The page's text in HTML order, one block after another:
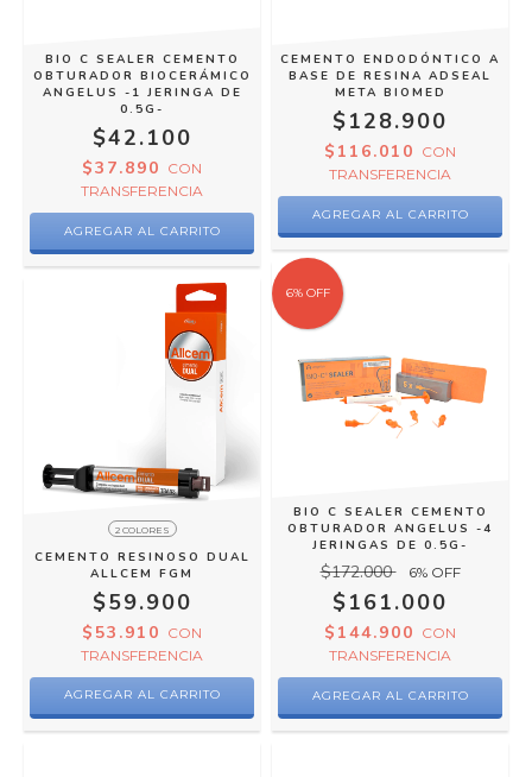
BIO C SEALER CEMENTO
OBTURADOR BIOCERÁMICO
ANGELUS -1 JERINGA DE
0.5G-
$42.100
$37.890 CON
TRANSFERENCIA
CEMENTO ENDODÓNTICO A
BASE DE RESINA ADSEAL
META BIOMED
$128.900
$116.010 CON
TRANSFERENCIA
2 COLORES
CEMENTO RESINOSO DUAL
ALLCEM FGM
$59.900
$53.910 CON
TRANSFERENCIA
AGREGAR AL CARRITO
6% OFF
BIO C SEALER CEMENTO
OBTURADOR ANGELUS -4
JERINGAS DE 0.5G-
$172.000 6% OFF
$161.000
$144.900 CON
TRANSFERENCIA